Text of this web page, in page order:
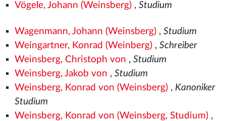
Vögele, Johann (Weinsberg), Studium
Wagenmann, Johann (Weinsberg), Studium
Weingartner, Konrad (Weinberg), Schreiber
Weinsberg, Christoph von , Studium
Weinsberg, Jakob von , Studium
Weinsberg, Konrad von (Weinsberg), Kanoniker
Studium
Weinsberg, Konrad von (Weinsberg, Studium),